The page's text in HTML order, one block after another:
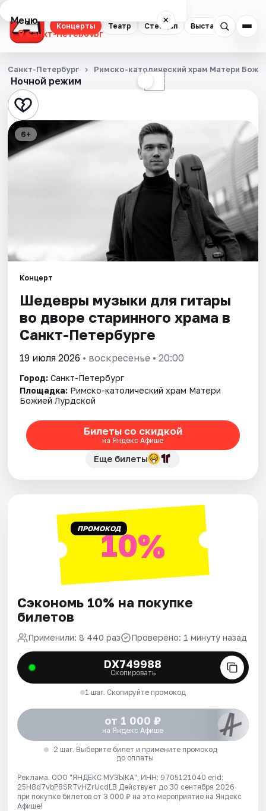
Концерты Театр Стендап Выставки
Меню ×
Санкт-Петербург
Концерты
Театр
Стендап
Выставки
События
Города
Площадки
Артисты
Рейтинги
Ночной режим ☾
Санкт-Петербург Римско-католический храм Матери
6+
Концерт
Шедевры музыки для гитары
во дворе старинного храма в
Санкт-Петербурге
19 июля 2026 • воскресенье • 20:00
Город: Санкт-Петербург
Площадка: Римско-католический храм Матери
Божией Лурдской
Билеты со скидкой
на Яндекс Афише
Еще билеты
ПРОМОКОД10%
Сэкономь 10% на покупке
билетов
Применили: 8 440 раз Проверено: 1 минуту назад
DX749988
Скопировать
1 шаг. Скопируйте промокод
от 1 000 ₽
на Яндекс Афише
2 шаг. Выберите билет и примените промокод
до оплаты
Реклама. ООО "ЯНДЕКС МУЗЫКА", ИНН: 9705121040 erid:
25H8d7vbP8SRTvHZrUcdLB Действует до 30 сентября 2026
при покупке билетов от 3 000 ₽ на это мероприятие на Яндекс
Афише!